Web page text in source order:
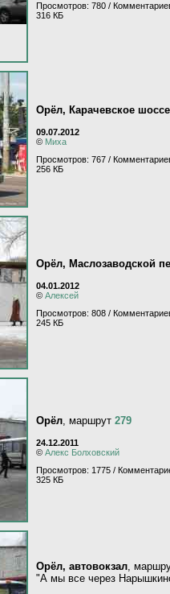
Просмотров: 780 /
316 КБ
Орёл, Карачевское шоссе
09.07.2012
© Миха
Просмотров: 767 /
256 КБ
Орёл, Маслозаводской
04.01.2012
© Алексей
Просмотров: 808 /
245 КБ
Орёл, маршрут 279
24.12.2011
© Алекс Болховский
Просмотров: 1775 /
325 КБ
Орёл, автовокзал,
"А мы все через